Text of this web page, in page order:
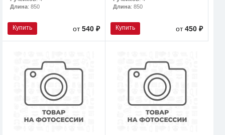
Длина: 850
Купить от540 ₽
Длина: 850
Купить от450 ₽